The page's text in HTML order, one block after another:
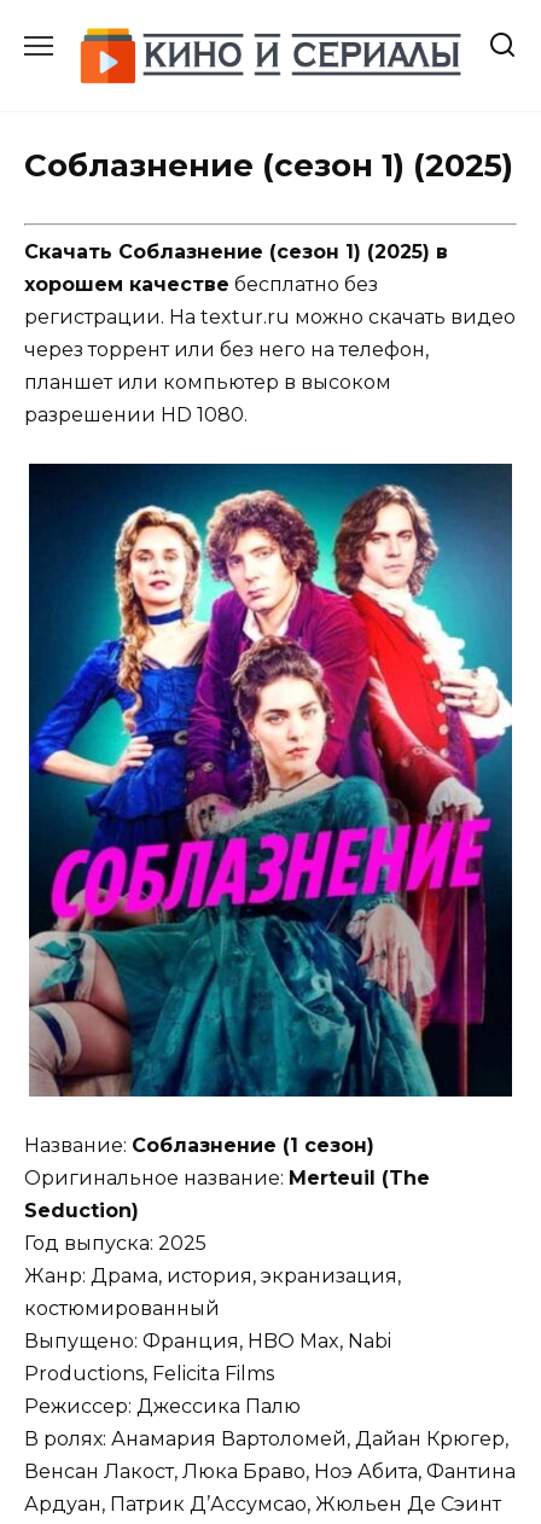
содержанию
Соблазнение (сезон 1) (2025)
Скачать Соблазнение (сезон 1) (2025) в
хорошем качестве бесплатно без
регистрации. На textur.ru можно скачать видео
через торрент или без него на телефон,
планшет или компьютер в высоком
разрешении HD 1080.
Название: Соблазнение (1 сезон)
Оригинальное название: Merteuil (The
Seduction)
Год выпуска: 2025
Жанр: Драма, история, экранизация,
костюмированный
Выпущено: Франция, HBO Max, Nabi
Productions, Felicita Films
Режиссер: Джессика Палю
В ролях: Анамария Вартоломей, Дайан Крюгер,
Венсан Лакост, Люка Браво, Ноэ Абита, Фантина
Ардуан, Патрик Д’Ассумсао, Жюльен Де Сэинт